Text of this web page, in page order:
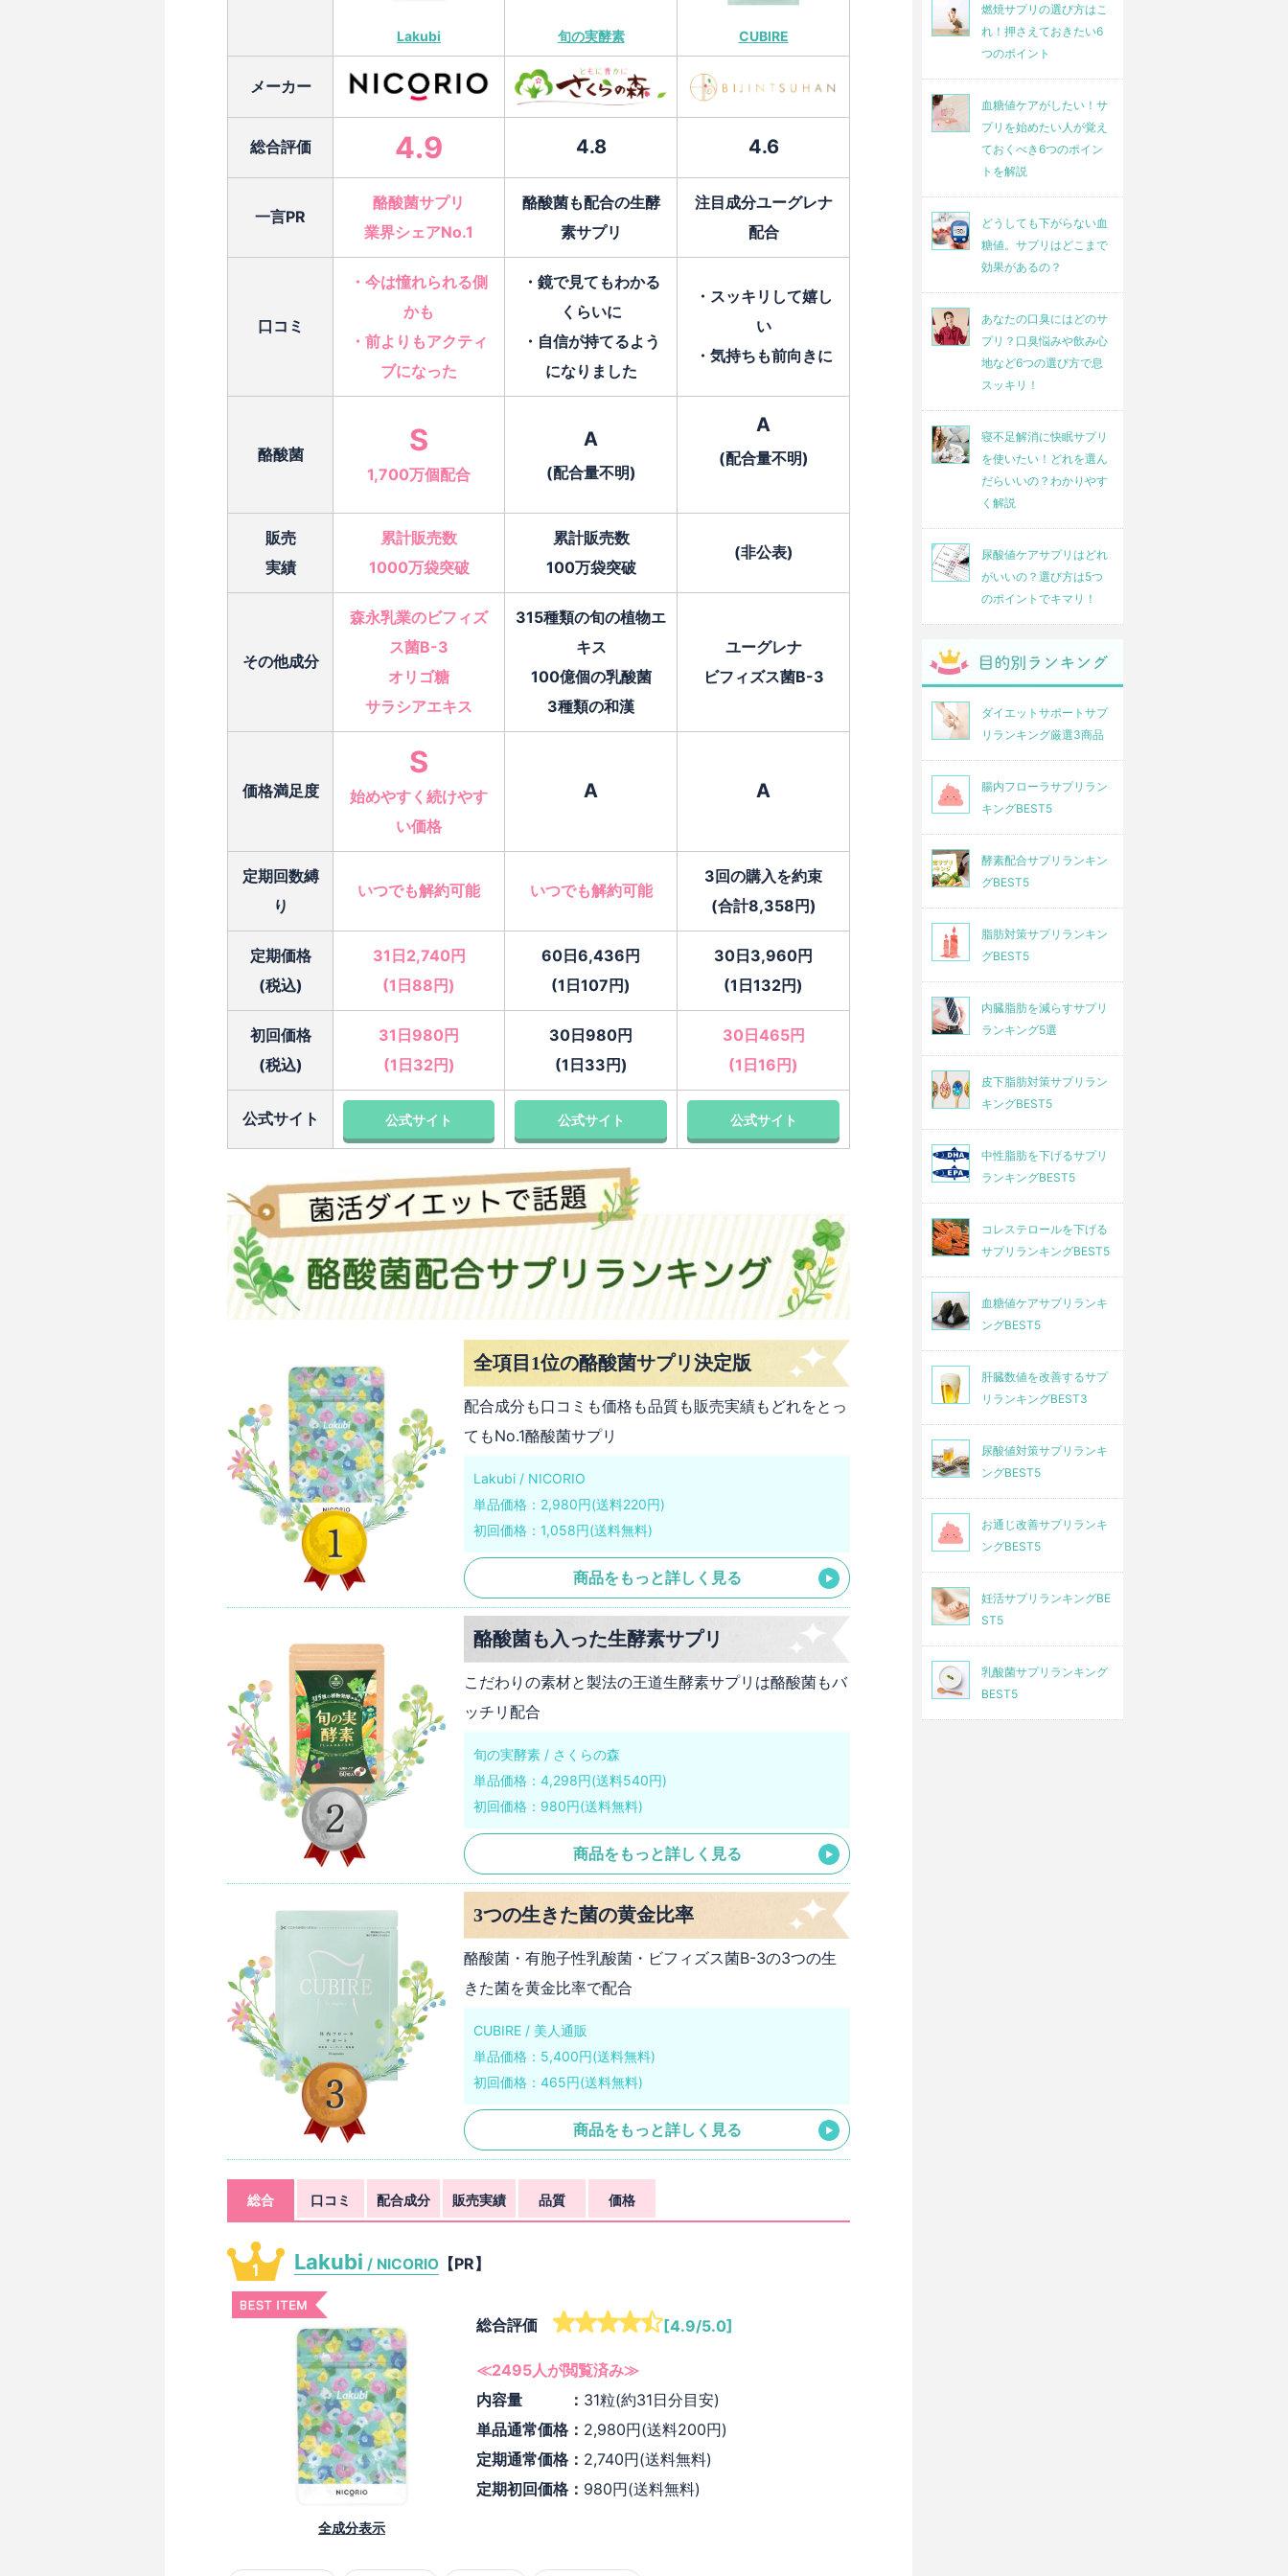
Lakubi 旬の実酵素 CUBIRE
メーカー
総合評価 4.9 4.8 4.6
一言PR
酪酸菌サプリ
業界シェアNo.1
酪酸菌も配合の生酵
素サプリ
注目成分ユーグレナ
配合
口コミ
・今は憧れられる側
かも
・前よりもアクティ
ブになった
・鏡で見てもわかる
くらいに
・自信が持てるよう
になりました
・スッキリして嬉し
い
・気持ちも前向きに
酪酸菌 S
1,700万個配合
A
(配合量不明)
A
(配合量不明)
販売
実績
累計販売数
1000万袋突破
累計販売数
100万袋突破
(非公表)
その他成分
森永乳業のビフィズ
ス菌B-3
オリゴ糖
サラシアエキス
315種類の旬の植物エ
キス
100億個の乳酸菌
3種類の和漢
ユーグレナ
ビフィズス菌B-3
価格満足度
S
始めやすく続けやす
い価格
A A
定期回数縛
り
いつでも解約可能 いつでも解約可能
3回の購入を約束
(合計8,358円)
定期価格
(税込)
31日2,740円
(1日88円)
60日6,436円
(1日107円)
30日3,960円
(1日132円)
初回価格
(税込)
31日980円
(1日32円)
30日980円
(1日33円)
30日465円
(1日16円)
公式サイト 公式サイト 公式サイト 公式サイト
全項目1位の酪酸菌サプリ決定版
配合成分も口コミも価格も品質も販売実績もどれをとっ
てもNo.1酪酸菌サプリ
Lakubi / NICORIO
単品価格：2,980円(送料220円)
初回価格：1,058円(送料無料)
商品をもっと詳しく見る
酪酸菌も入った生酵素サプリ
こだわりの素材と製法の王道生酵素サプリは酪酸菌もバ
ッチリ配合
旬の実酵素 / さくらの森
単品価格：4,298円(送料540円)
初回価格：980円(送料無料)
商品をもっと詳しく見る
3つの生きた菌の黄金比率
酪酸菌・有胞子性乳酸菌・ビフィズス菌B-3の3つの生
きた菌を黄金比率で配合
CUBIRE / 美人通販
単品価格：5,400円(送料無料)
初回価格：465円(送料無料)
商品をもっと詳しく見る
総合 口コミ 配合成分 販売実績 品質 価格
Lakubi / NICORIO 【PR】
全成分表示
総合評価 [4.9/5.0]
≪2495人が閲覧済み≫
内容量 ： 31粒(約31日分目安)
単品通常価格： 2,980円(送料200円)
定期通常価格： 2,740円(送料無料)
定期初回価格： 980円(送料無料)
燃焼サプリの選び方はこ
れ！押さえておきたい6
つのポイント
血糖値ケアがしたい！サ
プリを始めたい人が覚え
ておくべき6つのポイン
トを解説
どうしても下がらない血
糖値。サプリはどこまで
効果があるの？
あなたの口臭にはどのサ
プリ？口臭悩みや飲み心
地など6つの選び方で息
スッキリ！
寝不足解消に快眠サプリ
を使いたい！どれを選ん
だらいいの？わかりやす
く解説
尿酸値ケアサプリはどれ
がいいの？選び方は5つ
のポイントでキマリ！
ダイエットサポートサプ
リランキング厳選3商品
腸内フローラサプリラン
キングBEST5
酵素配合サプリランキン
グBEST5
脂肪対策サプリランキン
グBEST5
内臓脂肪を減らすサプリ
ランキング5選
皮下脂肪対策サプリラン
キングBEST5
中性脂肪を下げるサプリ
ランキングBEST5
コレステロールを下げる
サプリランキングBEST5
血糖値ケアサプリランキ
ングBEST5
肝臓数値を改善するサプ
リランキングBEST3
尿酸値対策サプリランキ
ングBEST5
お通じ改善サプリランキ
ングBEST5
妊活サプリランキングBE
ST5
乳酸菌サプリランキング
BEST5